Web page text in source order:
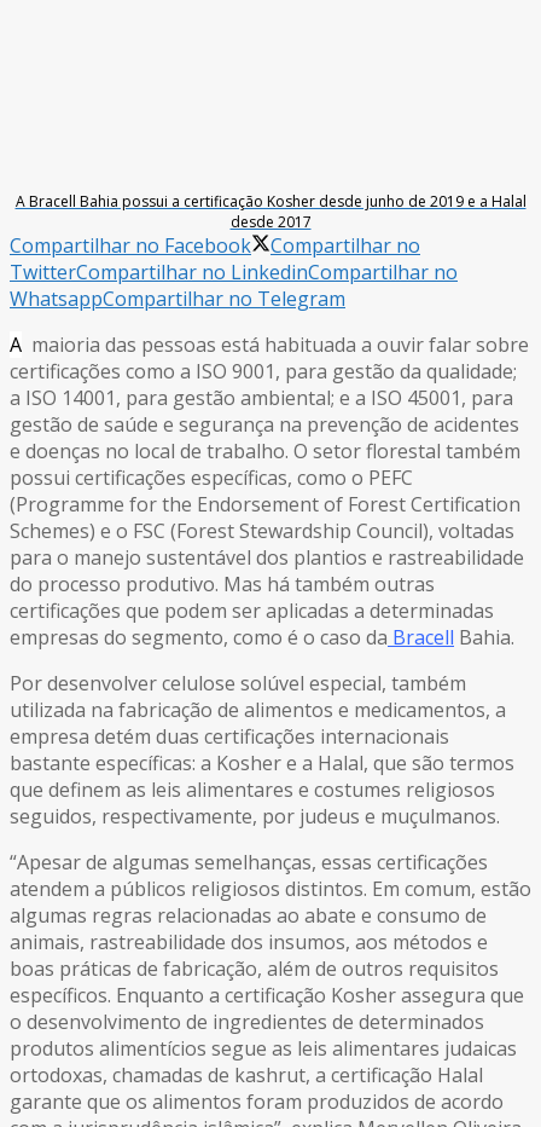
A Bracell Bahia possui a certificação Kosher desde junho de 2019 e a Halal
desde 2017
Compartilhar no Facebook
Compartilhar no
TwitterCompartilhar no LinkedinCompartilhar no
WhatsappCompartilhar no Telegram
A maioria das pessoas está habituada a ouvir falar sobre
certificações como a ISO 9001, para gestão da qualidade;
a ISO 14001, para gestão ambiental; e a ISO 45001, para
gestão de saúde e segurança na prevenção de acidentes
e doenças no local de trabalho. O setor florestal também
possui certificações específicas, como o PEFC
(Programme for the Endorsement of Forest Certification
Schemes) e o FSC (Forest Stewardship Council), voltadas
para o manejo sustentável dos plantios e rastreabilidade
do processo produtivo. Mas há também outras
certificações que podem ser aplicadas a determinadas
empresas do segmento, como é o caso da Bracell Bahia.
Por desenvolver celulose solúvel especial, também
utilizada na fabricação de alimentos e medicamentos, a
empresa detém duas certificações internacionais
bastante específicas: a Kosher e a Halal, que são termos
que definem as leis alimentares e costumes religiosos
seguidos, respectivamente, por judeus e muçulmanos.
“Apesar de algumas semelhanças, essas certificações
atendem a públicos religiosos distintos. Em comum, estão
algumas regras relacionadas ao abate e consumo de
animais, rastreabilidade dos insumos, aos métodos e
boas práticas de fabricação, além de outros requisitos
específicos. Enquanto a certificação Kosher assegura que
o desenvolvimento de ingredientes de determinados
produtos alimentícios segue as leis alimentares judaicas
ortodoxas, chamadas de kashrut, a certificação Halal
garante que os alimentos foram produzidos de acordo